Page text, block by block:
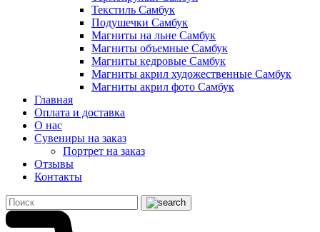
Текстиль Самбук
Подушечки Самбук
Магниты на льне Самбук
Магниты объемные Самбук
Магниты кедровые Самбук
Магниты акрил художественные Самбук
Магниты акрил фото Самбук
Главная
Оплата и доставка
О нас
Сувениры на заказ
Портрет на заказ
Отзывы
Контакты